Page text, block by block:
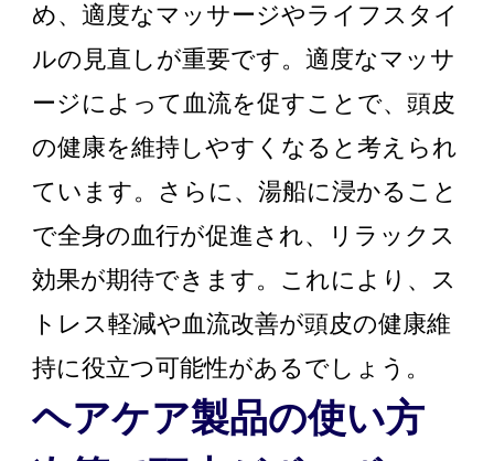
め、適度なマッサージやライフスタイ
ルの見直しが重要です。適度なマッサ
ージによって血流を促すことで、頭皮
の健康を維持しやすくなると考えられ
ています。さらに、湯船に浸かること
で全身の血行が促進され、リラックス
効果が期待できます。これにより、ス
トレス軽減や血流改善が頭皮の健康維
持に役立つ可能性があるでしょう。
ヘアケア製品の使い方